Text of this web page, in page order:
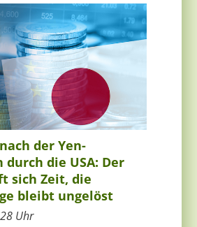
der Yen-
die USA: Der
sich Zeit, die
bleibt ungelöst
Uhr